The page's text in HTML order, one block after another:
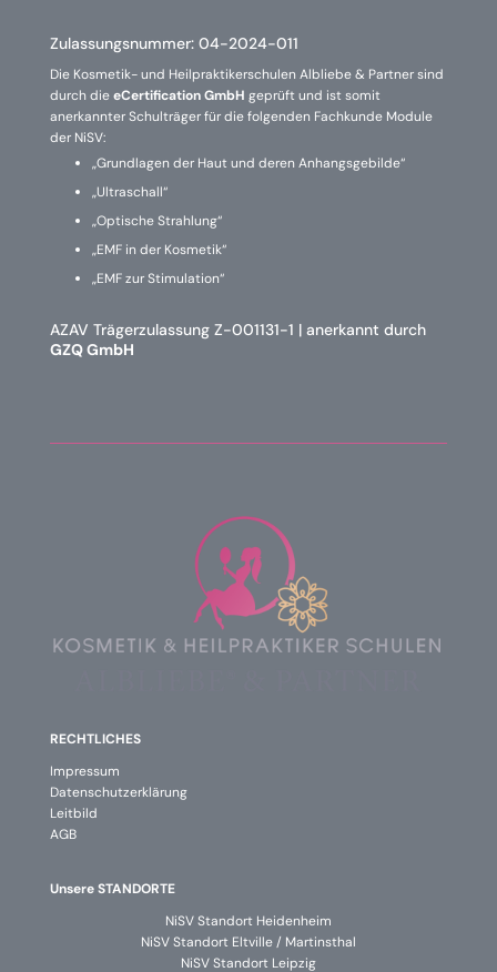
Zulassungsnummer: 04-2024-011
Die Kosmetik- und Heilpraktikerschulen Albliebe & Partner sind
durch dieeCertification GmbH geprüft und ist somit
anerkannter Schulträger für die folgenden Fachkunde Module
der NiSV:
„Grundlagen der Haut und deren Anhangsgebilde“
„Ultraschall“
„Optische Strahlung“
„EMF in der Kosmetik“
„EMF zur Stimulation“
AZAV Trägerzulassung Z-001131-1 | anerkannt durch
GZQ GmbH
RECHTLICHES
Impressum
Datenschutzerklärung
Leitbild
AGB
Unsere STANDORTE
NiSV Standort Heidenheim
NiSV Standort Eltville / Martinsthal
NiSV Standort Leipzig